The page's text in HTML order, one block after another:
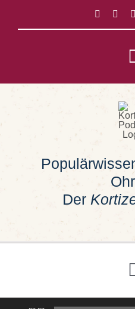
springen
Der